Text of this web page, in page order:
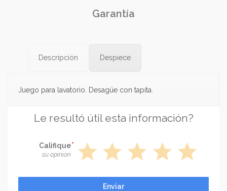
Garantía
Descripción Despiece
Juego para lavatorio. Desagüe con tapita.
Le resultó útil esta información?
Califique
su opinion star star star star star
Enviar